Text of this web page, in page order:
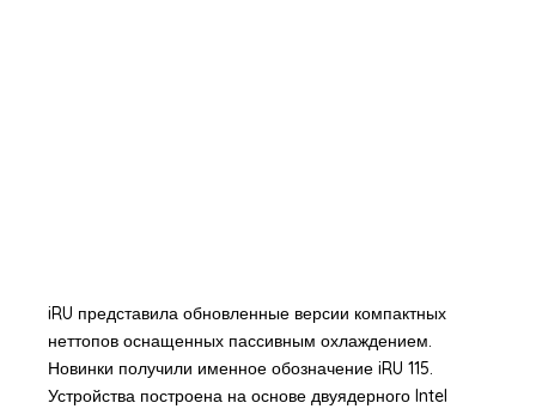
iRU представила обновленные версии компактных
неттопов оснащенных пассивным охлаждением.
Новинки получили именное обозначение iRU 115.
Устройства построена на основе двуядерного Intel